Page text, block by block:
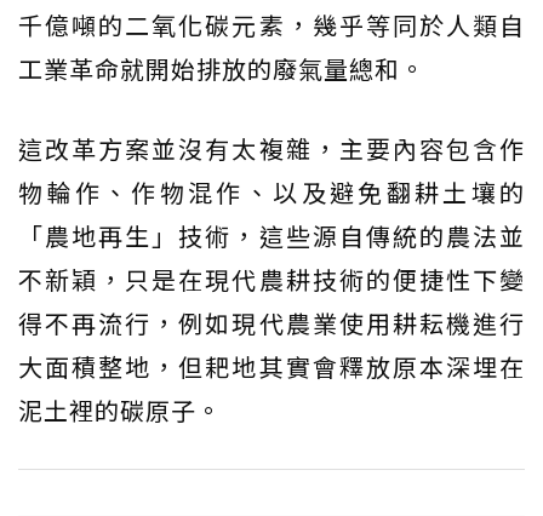
千億噸的二氧化碳元素，幾乎等同於人類自
工業革命就開始排放的廢氣量總和。
這改革方案並沒有太複雜，主要內容包含作
物輪作、作物混作、以及避免翻耕土壤的
「農地再生」技術，這些源自傳統的農法並
不新穎，只是在現代農耕技術的便捷性下變
得不再流行，例如現代農業使用耕耘機進行
大面積整地，但耙地其實會釋放原本深埋在
泥土裡的碳原子。